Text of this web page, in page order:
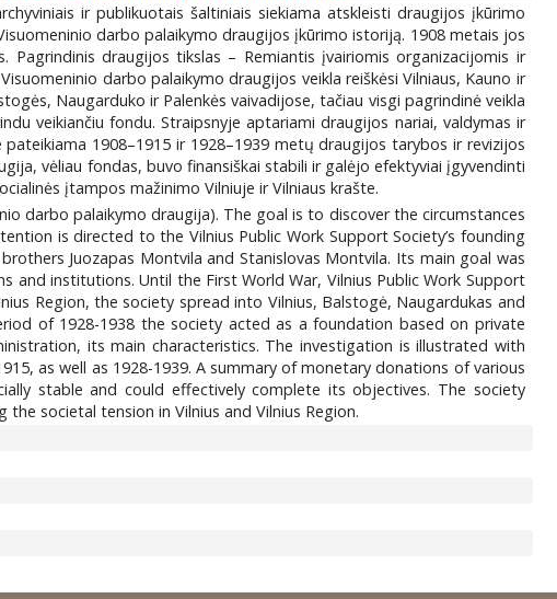
ir publikuotais šaltiniais siekiama atskleisti draugijos įkūrimo
darbo palaikymo draugijos įkūrimo istoriją. 1908 metais jos
draugijos tikslas – Remiantis įvairiomis organizacijomis ir
darbo palaikymo draugijos veikla reiškėsi Vilniaus, Kauno ir
Naugarduko ir Palenkės vaivadijose, tačiau visgi pagrindinė veikla
veikiančiu fondu. Straipsnyje aptariami draugijos nariai, valdymas ir
1908–1915 ir 1928–1939 metų draugijos tarybos ir revizijos
vėliau fondas, buvo finansiškai stabili ir galėjo efektyviai įgyvendinti
įtampos mažinimo Vilniuje ir Vilniaus krašte.
darbo palaikymo draugija). The goal is to discover the circumstances
is directed to the Vilnius Public Work Support Society’s founding
Juozapas Montvila and Stanislovas Montvila. Its main goal was
institutions. Until the First World War, Vilnius Public Work Support
Region, the society spread into Vilnius, Balstogė, Naugardukas and
of 1928-1938 the society acted as a foundation based on private
its main characteristics. The investigation is illustrated with
as well as 1928-1939. A summary of monetary donations of various
stable and could effectively complete its objectives. The society
societal tension in Vilnius and Vilnius Region.